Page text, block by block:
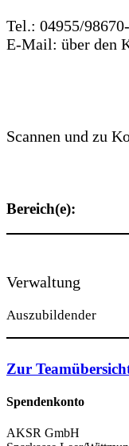
Tel.: 04955/
E-Mail: über den
Scannen und zu
Bereich(e):
Verwaltung
Auszubildender
Zur
Spendenkonto
AKSR GmbH